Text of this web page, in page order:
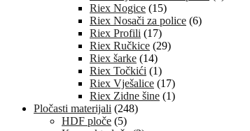
Riex Nogice (15)
Riex Nosači za police (6)
Riex Profili (17)
Riex Ručkice (29)
Riex šarke (14)
Riex Točkići (1)
Riex Vješalice (17)
Riex Zidne šine (1)
Pločasti materijali (248)
HDF ploče (5)